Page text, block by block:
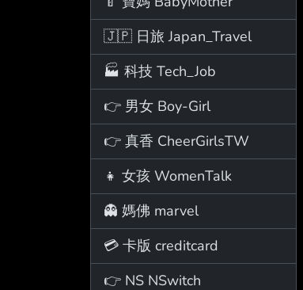
🇯🇵 日旅 Japan_Travel
🏭 科技 Tech_Job
👉 男女 Boy-Girl
👉 真香 CheerGirlsTW
👧 女孩 WomenTalk
👻 媽佛 marvel
💳 卡版 creditcard
👉 NS NSwitch